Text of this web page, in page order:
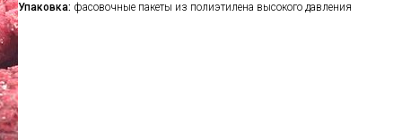
Упаковка: фасовочные пакеты из полиэтилена высокого давления